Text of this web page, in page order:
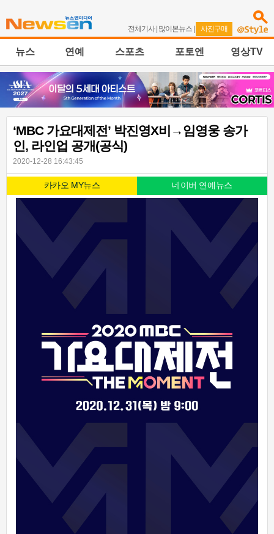
전체기사| 많이본뉴스 | 사진구매
뉴스 연예 스포츠 포토엔 영상TV
‘MBC 가요대제전’ 박진영X비→임영웅 송가
인, 라인업 공개(공식)
2020-12-28 16:43:45
카카오 MY뉴스 네이버 연예뉴스